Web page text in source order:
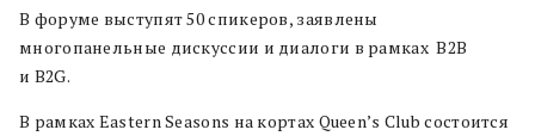
В форуме выступят 50 спикеров, заявлены
многопанельные дискуссии и диалоги в рамках B2B
и B2G.
В рамках Eastern Seasons на кортах Queen’s Club состоится